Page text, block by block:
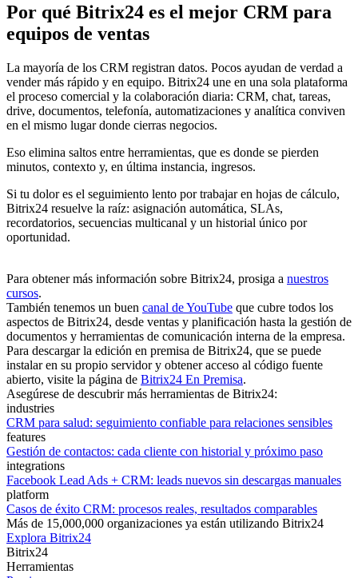
Por qué Bitrix24 es el mejor CRM para
equipos de ventas
La mayoría de los CRM registran datos. Pocos ayudan de verdad a
vender más rápido y en equipo. Bitrix24 une en una sola plataforma
el proceso comercial y la colaboración diaria: CRM, chat, tareas,
drive, documentos, telefonía, automatizaciones y analítica conviven
en el mismo lugar donde cierras negocios.
Eso elimina saltos entre herramientas, que es donde se pierden
minutos, contexto y, en última instancia, ingresos.
Si tu dolor es el seguimiento lento por trabajar en hojas de cálculo,
Bitrix24 resuelve la raíz: asignación automática, SLAs,
recordatorios, secuencias multicanal y un historial único por
oportunidad.
Para obtener más información sobre Bitrix24, prosiga a nuestros
cursos.
También tenemos un buen canal de YouTube que cubre todos los
aspectos de Bitrix24, desde ventas y planificación hasta la gestión de
documentos y herramientas de comunicación interna de la empresa.
Para descargar la edición en premisa de Bitrix24, que se puede
instalar en su propio servidor y obtener acceso al código fuente
abierto, visite la página de Bitrix24 En Premisa.
Asegúrese de descubrir más herramientas de Bitrix24:
industries
CRM para salud: seguimiento confiable para relaciones sensibles
features
Gestión de contactos: cada cliente con historial y próximo paso
integrations
Facebook Lead Ads + CRM: leads nuevos sin descargas manuales
platform
Casos de éxito CRM: procesos reales, resultados comparables
Más de 15,000,000 organizaciones ya están utilizando Bitrix24
Explora Bitrix24
Bitrix24
Herramientas